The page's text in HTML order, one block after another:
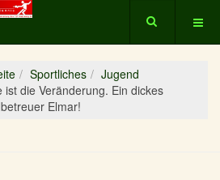
Sportliches
Jugend
ist die Veränderung. Ein dickes
Elmar!